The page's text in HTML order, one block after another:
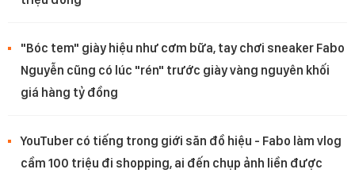
"Bóc tem" giày hiệu như cơm bữa, tay chơi sneaker Fabo
Nguyễn cũng có lúc "rén" trước giày vàng nguyên khối
giá hàng tỷ đồng
YouTuber có tiếng trong giới săn đồ hiệu - Fabo làm vlog
cầm 100 triệu đi shopping, ai đến chụp ảnh liền được